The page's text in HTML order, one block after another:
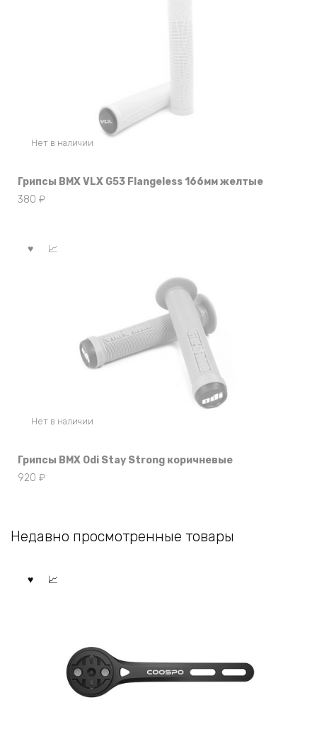
Нет в наличии
Грипсы BMX VLX G53 Flangeless 166мм желтые
380 ₽
Нет в наличии
Грипсы BMX Odi Stay Strong коричневые
920 ₽
Недавно просмотренные товары